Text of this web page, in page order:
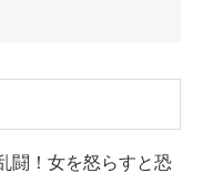
闘！女を怒らすと恐